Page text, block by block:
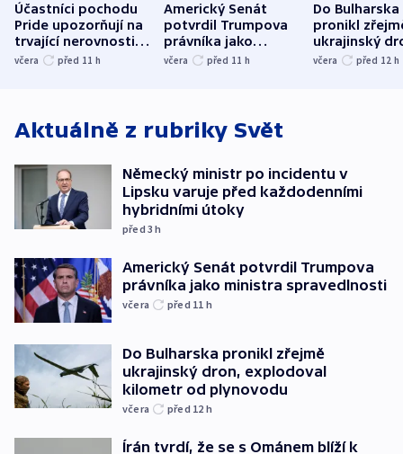
Účastníci pochodu
Pride upozorňují na
trvající nerovnosti i
společenskou
včera před 11 h
Americký Senát
potvrdil Trumpova
právníka jako
ministra
včera před 11 h
Do Bulharska
pronikl
ukrajinský
explodoval
včera před 12 h
Aktuálně z rubriky Svět
Německý ministr po incidentu v
Lipsku varuje před každodenními
hybridními útoky
před 3h
Americký Senát potvrdil Trumpova
právníka jako ministra spravedlnosti
včera před 11 h
Do Bulharska pronikl zřejmě
ukrajinský dron, explodoval
kilometr od plynovodu
včera před 12 h
Írán tvrdí, že se s Ománem blíží k